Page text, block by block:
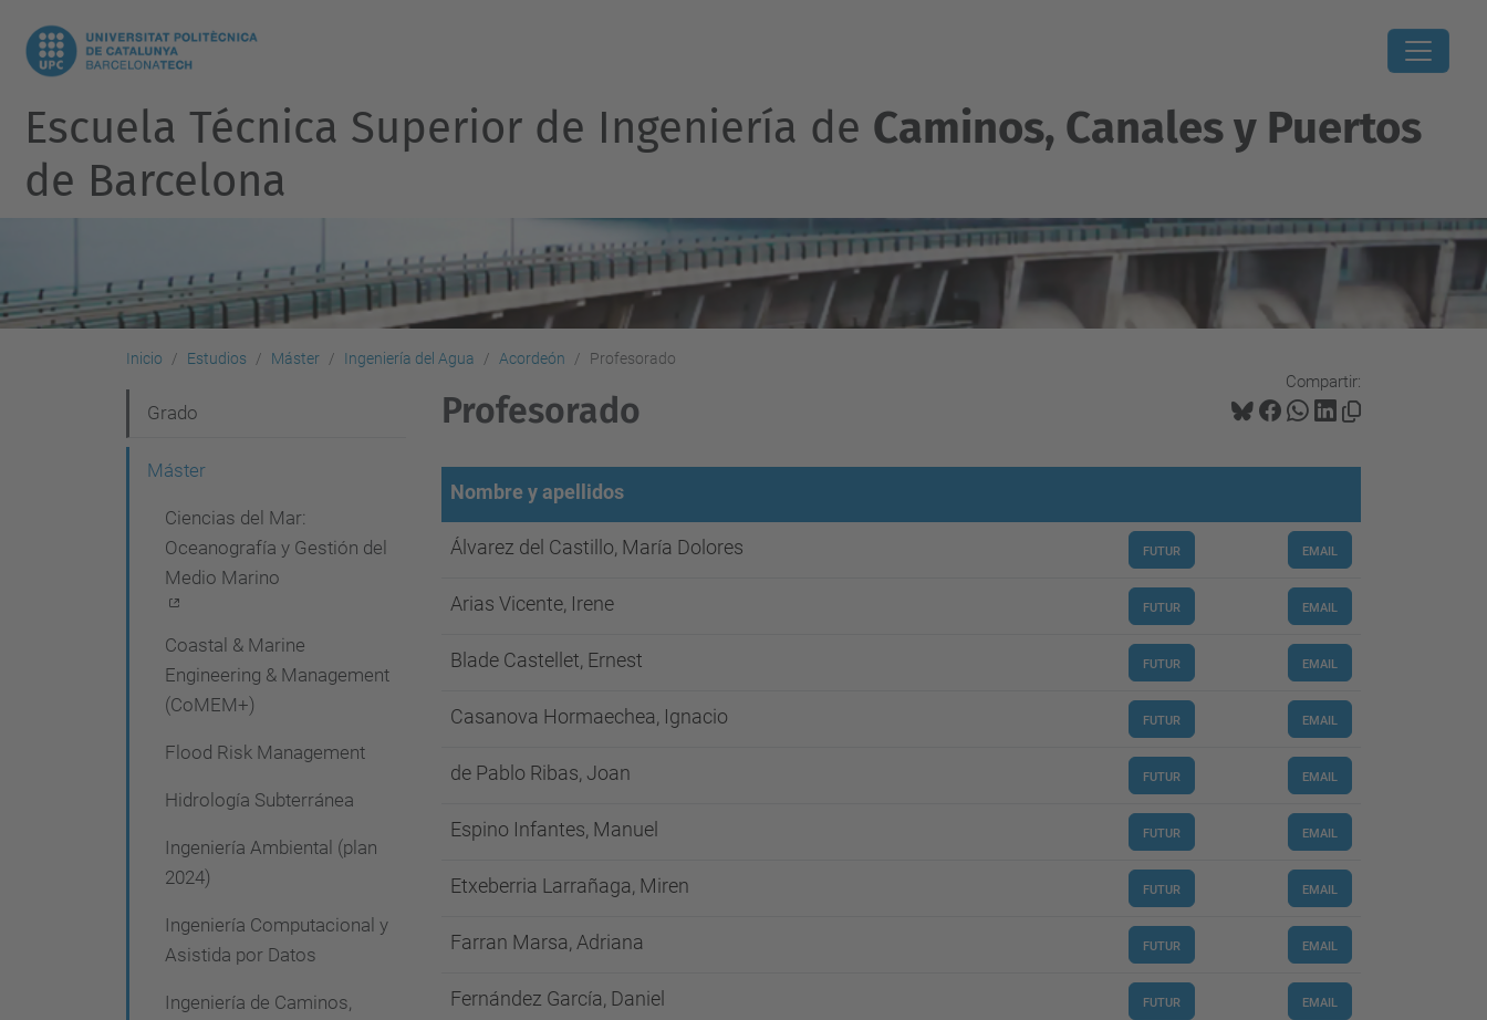
Escuela Técnica Superior de Ingeniería de Caminos, Canales y Puertos
de Barcelona
Inicio Estudios Máster Ingeniería del Agua Acordeón Profesorado
Compartir:
Profesorado
Nombre y apellidos
Álvarez del Castillo, María Dolores FUTUR EMAIL
Arias Vicente, Irene FUTUR EMAIL
Blade Castellet, Ernest FUTUR EMAIL
Casanova Hormaechea, Ignacio FUTUR EMAIL
de Pablo Ribas, Joan FUTUR EMAIL
Espino Infantes, Manuel FUTUR EMAIL
Etxeberria Larrañaga, Miren FUTUR EMAIL
Farran Marsa, Adriana FUTUR EMAIL
Fernández García, Daniel FUTUR EMAIL
a
Grado
Máster
Ciencias del Mar:
Oceanografía y Gestión del
Medio Marino
Coastal & Marine
Engineering & Management
(CoMEM+)
Flood Risk Management
Hidrología Subterránea
Ingeniería Ambiental (plan
2024)
Ingeniería Computacional y
Asistida por Datos
Ingeniería de Caminos,